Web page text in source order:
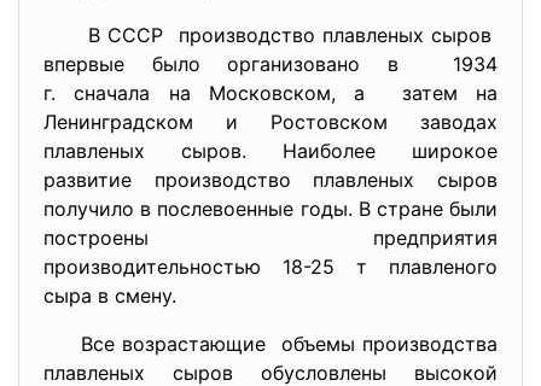
В СССР производство плавленых сыров
впервые было организовано в 1934
г. сначала на Московском, а затем на
Ленинградском и Ростовском заводах
плавленых сыров. Наиболее широкое
развитие производство плавленых сыров
получило в послевоенные годы. В стране были
построены предприятия
производительностью 18-25 т плавленого
сыра в смену.
Все возрастающие объемы производства
плавленых сыров обусловлены высокой